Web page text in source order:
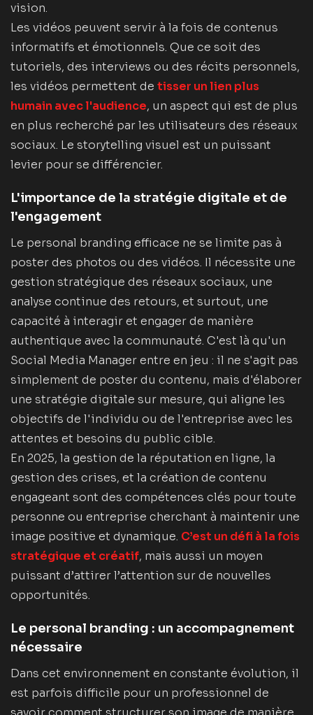
vision.
Les vidéos peuvent servir à la fois de contenus
informatifs et émotionnels. Que ce soit des
tutoriels, des interviews ou des récits personnels,
les vidéos permettent de tisser un lien plus
humain avec l'audience, un aspect qui est de plus
en plus recherché par les utilisateurs des réseaux
sociaux. Le storytelling visuel est un puissant
levier pour se différencier.
L'importance de la stratégie digitale et de
l'engagement
Le personal branding efficace ne se limite pas à
poster des photos ou des vidéos. Il nécessite une
gestion stratégique des réseaux sociaux, une
analyse continue des retours, et surtout, une
capacité à interagir et engager de manière
authentique avec la communauté. C'est là qu'un
Social Media Manager entre en jeu : il ne s'agit pas
simplement de poster du contenu, mais d'élaborer
une stratégie digitale sur mesure, qui aligne les
objectifs de l'individu ou de l'entreprise avec les
attentes et besoins du public cible.
En 2025, la gestion de la réputation en ligne, la
gestion des crises, et la création de contenu
engageant sont des compétences clés pour toute
personne ou entreprise cherchant à maintenir une
image positive et dynamique. C’est un défi à la fois
stratégique et créatif, mais aussi un moyen
puissant d’attirer l’attention sur de nouvelles
opportunités.
Le personal branding : un accompagnement
nécessaire
Dans cet environnement en constante évolution, il
est parfois difficile pour un professionnel de